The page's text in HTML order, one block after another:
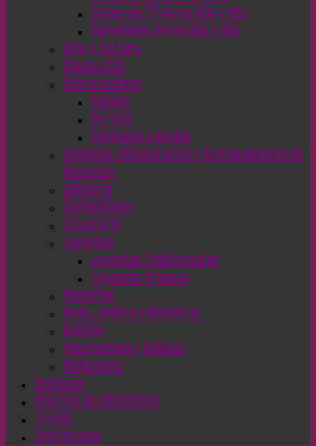
Series de TV de los 80s y 90s
Variedades de los 80s y 90s
Arte y Cultura
Cinema CC0
Coleccionismo
Relojes
Puzzles
Vehículos a escala
Cuidados, Alimentación y Entrenamiento de
Mascotas
Culinaria
Curiosidades
Fotografía
Leyendas
Leyendas Tradicionales
Leyendas Urbanas
Misterios
Moda, Belleza y Bienestar
Opinión
Pasatiempos y Hobbies
Wallpapers
Servicios
POLÍTICA DE PRIVACIDAD
Tienda
Contáctame